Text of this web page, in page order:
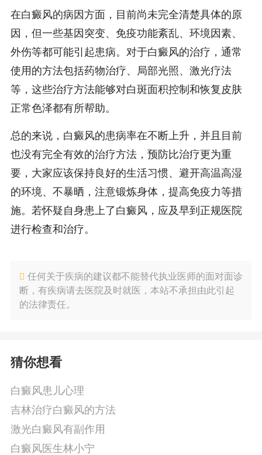
在白癜风的病因方面，目前尚未完全清楚具体的原
因，但一些基因突变、免疫功能紊乱、环境因素、
外伤等都可能引起患病。对于白癜风的治疗，通常
使用的方法包括药物治疗、局部光照、激光疗法
等，这些治疗方法能够对白斑面积控制和恢复皮肤
正常色泽都有所帮助。
总的来说，白癜风的患病率在不断上升，并且目前
也没有完全有效的治疗方法，预防比治疗更为重
要，大家应该保持良好的生活习惯、避开高温高湿
的环境、不暴晒，注意锻炼身体，提高免疫力等措
施。若怀疑自身患上了白癜风，应及早到正规医院
进行检查和治疗。
任何关于疾病的建议都不能替代执业医师的面对面诊
断，有疾病请去医院及时就医，本站不承担由此引起
的法律责任。
猜你想看
白癜风患儿心理
吉林治疗白癜风的方法
激光白癜风有副作用
白癜风医生林小宁